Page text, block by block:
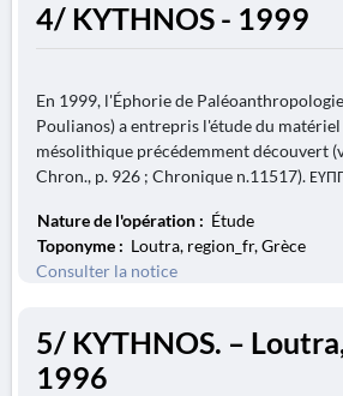
4/ KYTHNOS - 1999
En 1999, l'Éphorie de
Poulianos) a entrepris l'étude du
mésolithique précédemment découvert
Chron., p. 926 ; Chronique n.11517).
Nature de l'opération : Étude
Toponyme : Loutra, region_fr, Grèce
Consulter la notice
5/ KYTHNOS. –
1996